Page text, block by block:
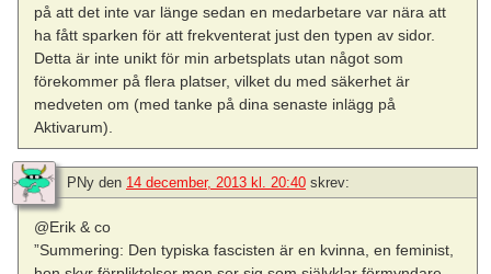
på att det inte var länge sedan en medarbetare var nära att
ha fått sparken för att frekventerat just den typen av sidor.
Detta är inte unikt för min arbetsplats utan något som
förekommer på flera platser, vilket du med säkerhet är
medveten om (med tanke på dina senaste inlägg på
Aktivarum).
PNy den 14 december, 2013 kl. 20:40 skrev:
@Erik & co
”Summering: Den typiska fascisten är en kvinna, en feminist,